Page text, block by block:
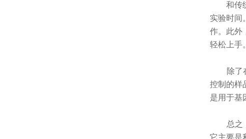
和传统
实验时间
作。此外
轻松上手。
除了在
控制的样
是用于基
总之
它主要是